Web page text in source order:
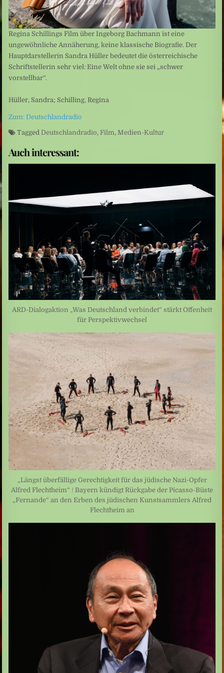
Regina Schillings Film über Ingeborg Bachmann ist eine
ungewöhnliche Annäherung, keine klassische Biografie. Der
Hauptdarstellerin Sandra Hüller bedeutet die österreichische
Schriftstellerin sehr viel: Eine Welt ohne sie sei „schwer
vorstellbar“.
Hüller, Sandra; Schilling, Regina
Zum: Deutschlandradio
Tagged Deutschlandradio, Film, Medien-Kultur
Auch interessant:
ARD-Dialogaktion „Was Deutschland verbindet“ stärkt Offenheit
für Perspektivwechsel
„Längst überfällige Gerechtigkeit für das jüdische Nazi-Opfer
Alfred Flechtheim“ / Bayern kündigt Rückgabe der Picasso-Büste
„Fernande“ an den Erben des jüdischen Kunstsammlers Alfred
Flechtheim an